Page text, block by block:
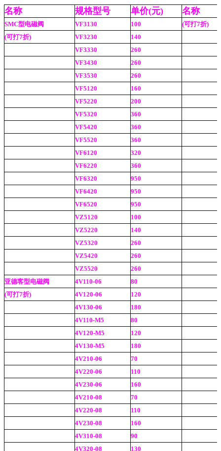
名称 规格型号 单价(元) 名称
SMC型电磁阀 VF3130 100
(可打7折)
(可打7折)
VF3230
140
VF3330
260
VF3430
260
VF3530
260
VF5120
160
VF5220
200
VF5320
360
VF5420
360
VF5520
360
VF6120
320
VF6220
360
VF6320
950
VF6420
950
VF6520
950
VZ5120
100
VZ5220
140
VZ5320
260
VZ5420
260
VZ5520
260
亚德客型电磁阀
4V110-06
80
(可打7折)
4V120-06
120
4V130-06
180
4V110-M5
80
4V120-M5
120
4V130-M5
180
4V210-06
70
4V220-06
110
4V230-06
160
4V210-08
70
4V220-08
110
4V230-08
160
4V310-08
90
4V320-08
130